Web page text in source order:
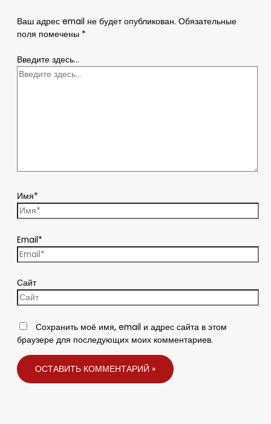
Ваш адрес email не будет опубликован. Обязательные
поля помечены *
Введите здесь...
Имя*
Email*
Сайт
Сохранить моё имя, email и адрес сайта в этом
браузере для последующих моих комментариев.